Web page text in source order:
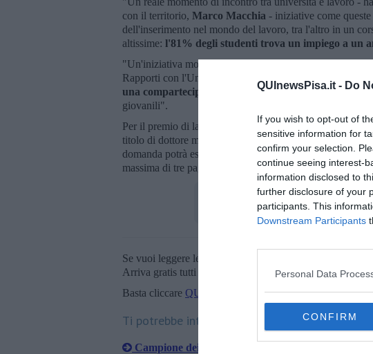
QUInewsPisa.it - Do
If you wish to opt-out of
sensitive information for
confirm your selection.
continue seeing interest-
information disclosed to
further disclosure of your
participants. This
Downstream Participants
Personal Data
CONFIRM
con il territorio, Marco Macchia - iniziative come
dell'inserimento nel mondo del lavoro, tra l'altro in un
altissime: l'81% degli studenti trova un impiego a un
"Un'iniziativa molto valida e veramente centrata
Rapporti con l'Università,
una compartecipazione dell'amministrazione con
giovanili".
Per il premio di laurea potranno presentare la propria
titolo di dottore magistrale in Strategia, Management e
domanda potrà essere inviata
entro il 31 Marzo,
massima di tre pagine. Tutte le informazioni sono
Se vuoi leggere le notizie principali della Toscana iscriviti
Arriva gratis tutti i giorni alle 20:00 direttamente nella tua
Basta cliccare QUI
Ti potrebbe interessare anche:
Campione dei 10mila metri si laurea a Pisa